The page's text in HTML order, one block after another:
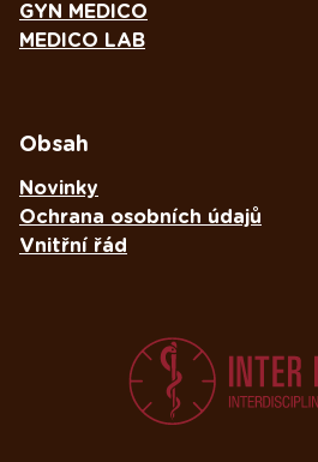
GYN MEDICO
MEDICO LAB
Obsah
Novinky
Ochrana osobních údajů
Vnitřní řád